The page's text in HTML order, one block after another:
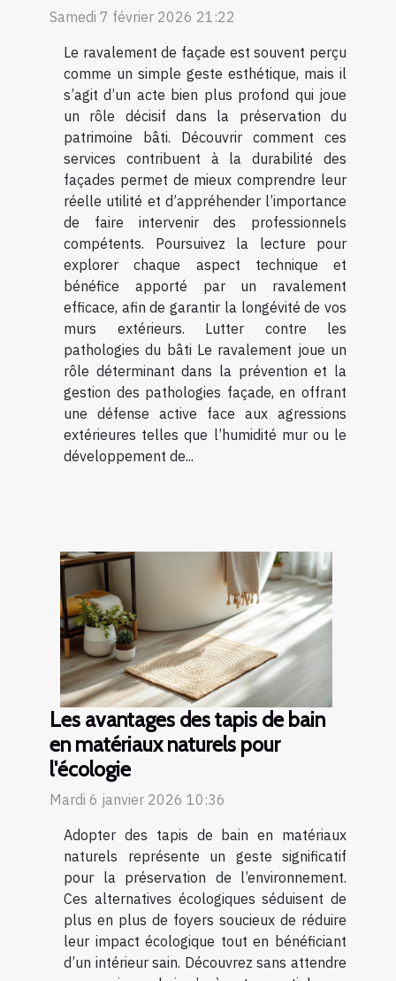
Samedi 7 février 2026 21:22
Le ravalement de façade est souvent perçu
comme un simple geste esthétique, mais il
s’agit d’un acte bien plus profond qui joue
un rôle décisif dans la préservation du
patrimoine bâti. Découvrir comment ces
services contribuent à la durabilité des
façades permet de mieux comprendre leur
réelle utilité et d’appréhender l’importance
de faire intervenir des professionnels
compétents. Poursuivez la lecture pour
explorer chaque aspect technique et
bénéfice apporté par un ravalement
efficace, afin de garantir la longévité de vos
murs extérieurs. Lutter contre les
pathologies du bâti Le ravalement joue un
rôle déterminant dans la prévention et la
gestion des pathologies façade, en offrant
une défense active face aux agressions
extérieures telles que l’humidité mur ou le
développement de...
Les avantages des tapis de bain
en matériaux naturels pour
l'écologie
Mardi 6 janvier 2026 10:36
Adopter des tapis de bain en matériaux
naturels représente un geste significatif
pour la préservation de l’environnement.
Ces alternatives écologiques séduisent de
plus en plus de foyers soucieux de réduire
leur impact écologique tout en bénéficiant
d’un intérieur sain. Découvrez sans attendre